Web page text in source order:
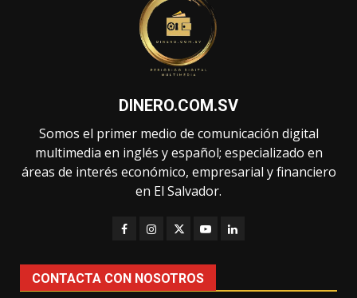
DINERO.COM.SV
Somos el primer medio de comunicación digital
multimedia en inglés y español; especializado en
áreas de interés económico, empresarial y financiero
en El Salvador.
CONTACTA CON NOSOTROS